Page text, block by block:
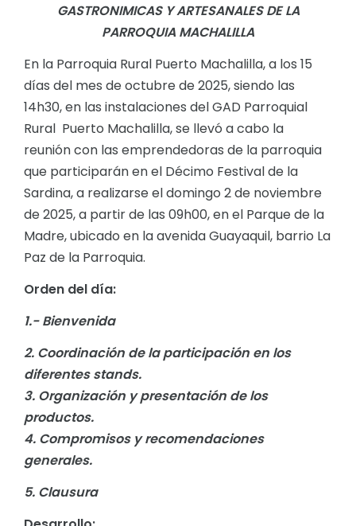
GASTRONIMICAS Y ARTESANALES DE LA
PARROQUIA MACHALILLA
En la Parroquia Rural Puerto Machalilla, a los 15
días del mes de octubre de 2025, siendo las
14h30, en las instalaciones del GAD Parroquial
Rural Puerto Machalilla, se llevó a cabo la
reunión con las emprendedoras de la parroquia
que participarán en el Décimo Festival de la
Sardina, a realizarse el domingo 2 de noviembre
de 2025, a partir de las 09h00, en el Parque de la
Madre, ubicado en la avenida Guayaquil, barrio La
Paz de la Parroquia.
Orden del día:
1.- Bienvenida
2. Coordinación de la participación en los
diferentes stands.
3. Organización y presentación de los
productos.
4. Compromisos y recomendaciones
generales.
5. Clausura